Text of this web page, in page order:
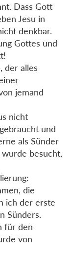
Dass Gott
Jesu in
denkbar.
Gottes und
der alles
jemand
nicht
und
als Sünder
wurde besucht,
die
ich der erste
Sünders.
für den
von